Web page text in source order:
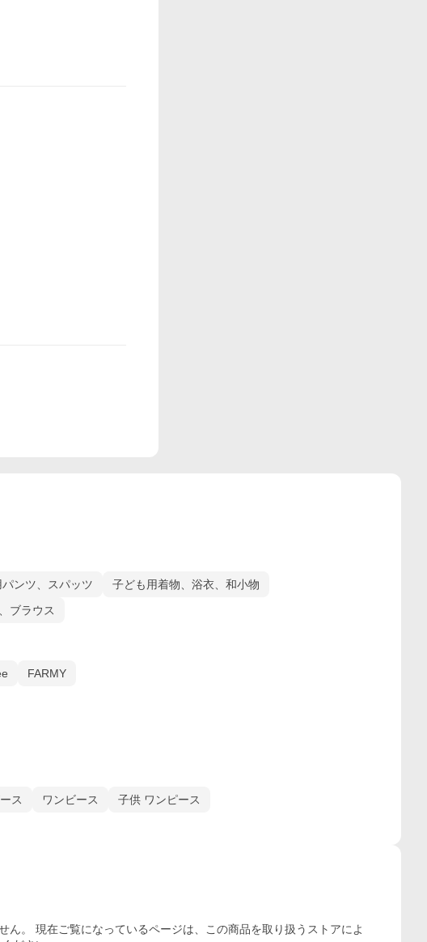
ンツ、スパッツ
子ども用着物、浴衣、和小物
ブラウス
FARMY
ス ワンビース 子供 ワンピース
ん。 現在ご覧になっているページは、この商品を取り扱うストアによ